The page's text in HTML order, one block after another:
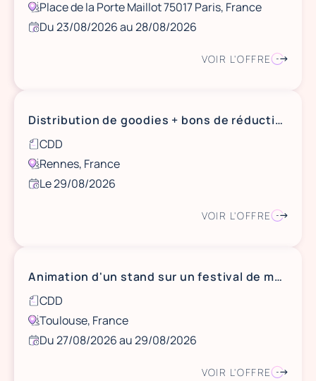
Place de la Porte Maillot 75017 Paris, France
Du 23/08/2026 au 28/08/2026
VOIR L'OFFRE
Distribution de goodies + bons de réduction, samedi 29 aout, Rennes (35)
CDD
Rennes, France
Le 29/08/2026
VOIR L'OFFRE
Animation d'un stand sur un festival de musique, du 27 au 29 aout à Toulouse (31)
CDD
Toulouse, France
Du 27/08/2026 au 29/08/2026
VOIR L'OFFRE